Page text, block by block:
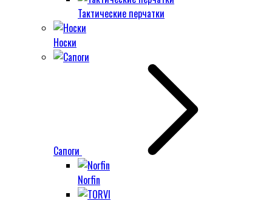
Тактические перчатки
Носки
Сапоги
Norfin